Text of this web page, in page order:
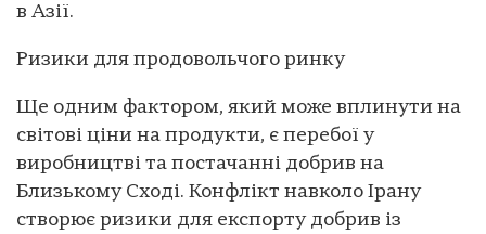
в Азії.
Ризики для продовольчого ринку
Ще одним фактором, який може вплинути на
світові ціни на продукти, є перебої у
виробництві та постачанні добрив на
Близькому Сході. Конфлікт навколо Ірану
створює ризики для експорту добрив із